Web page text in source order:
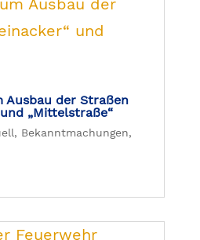
der Straßen
„Mittelstraße“
, Bekanntmachungen,